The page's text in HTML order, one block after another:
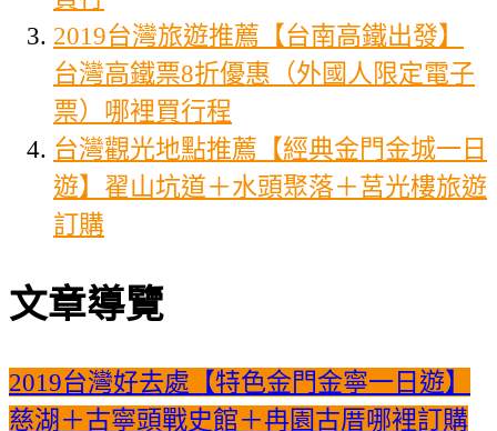
2019台灣旅遊推薦【台南高鐵出發】
台灣高鐵票8折優惠（外國人限定電子
票）哪裡買行程
台灣觀光地點推薦【經典金門金城一日
遊】翟山坑道＋水頭聚落＋莒光樓旅遊
訂購
文章導覽
2019台灣好去處【特色金門金寧一日遊】
慈湖＋古寧頭戰史館＋冉園古厝哪裡訂購